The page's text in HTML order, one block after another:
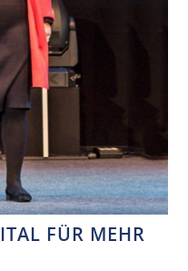
FÜR MEHR